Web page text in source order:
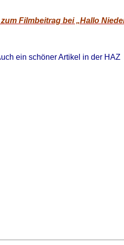
Filmbeitrag bei „Hallo
ein schöner Artikel in der HAZ